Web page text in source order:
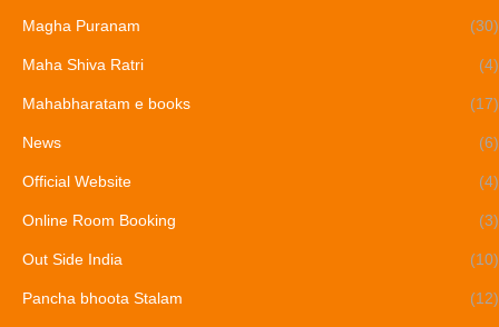
Magha Puranam (30)
Maha Shiva Ratri (4)
Mahabharatam e books (17)
News (6)
Official Website (4)
Online Room Booking (3)
Out Side India (10)
Pancha bhoota Stalam (12)